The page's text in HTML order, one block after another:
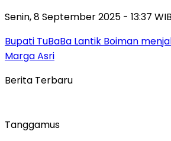
Senin, 8 September 2025 - 13:37 WIB
Bupati TuBaBa Lantik Boiman
Marga Asri
Berita Terbaru
Tanggamus